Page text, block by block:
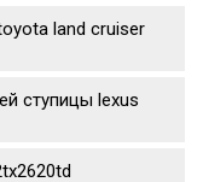
land cruiser
ступицы lexus